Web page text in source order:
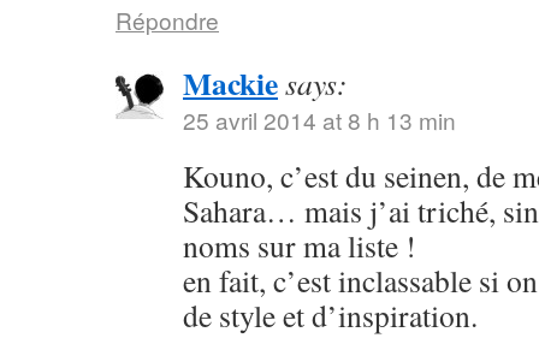
Répondre
Mackiesays:
25 avril 2014 at 8 h 13 min
Kouno, c’est du seinen, de
Sahara… mais j’ai triché,
noms sur ma liste !
en fait, c’est inclassable si
de style et d’inspiration.